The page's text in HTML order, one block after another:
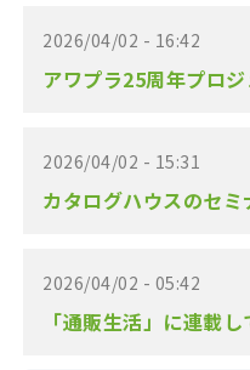
2026/04/02 - 16:42
アワプラ25周年プロ
2026/04/02 - 15:31
カタログハウスのセ
2026/04/02 - 05:42
「通販生活」に連載